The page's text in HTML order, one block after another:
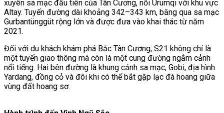
xuyên sa mạc đầu tiên của Tân Cương, nối Ürümqi với khu vực
Altay. Tuyến đường dài khoảng 342–343 km, băng qua sa mạc
Gurbantünggüt rộng lớn và được đưa vào khai thác từ năm
2021.
Đối với du khách khám phá Bắc Tân Cương, S21 không chỉ là
một tuyến giao thông mà còn là một cung đường ngắm cảnh
nổi tiếng. Hai bên đường là khung cảnh sa mạc, Gobi, địa hình
Yardang, đồng cỏ và đôi khi có thể bắt gặp lạc đà hoang giữa
vùng đất hoang sơ.